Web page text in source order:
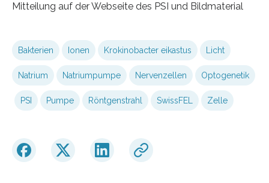
Mitteilung auf der Webseite des PSI und Bildmaterial
Bakterien Ionen Krokinobacter eikastus Licht
Natrium Natriumpumpe Nervenzellen Optogenetik
PSI Pumpe Röntgenstrahl SwissFEL Zelle